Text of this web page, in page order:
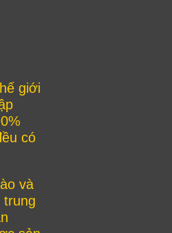
giới
có
và